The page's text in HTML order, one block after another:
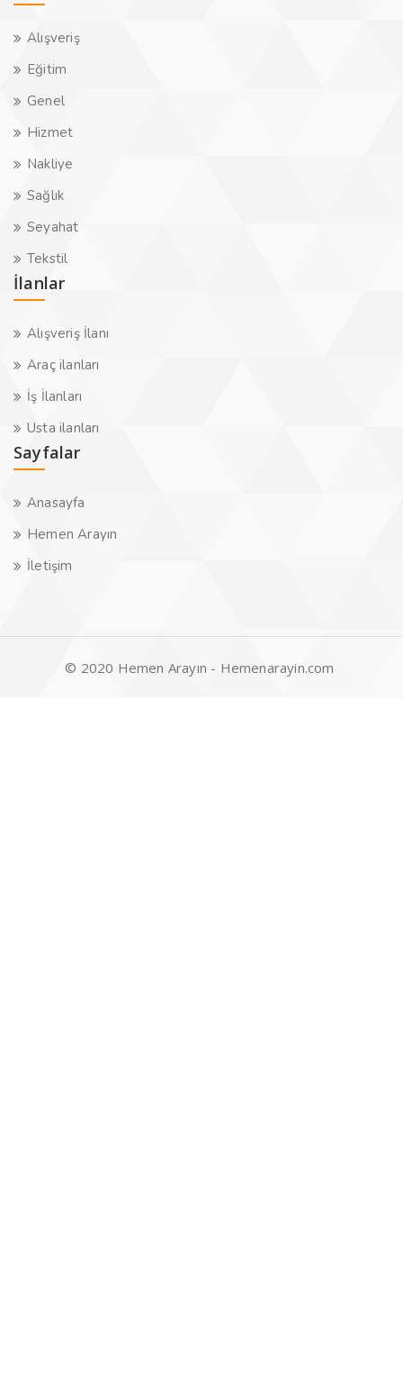
Alışveriş
Eğitim
Genel
Hizmet
Nakliye
Sağlık
Seyahat
Tekstil
İlanlar
Alışveriş İlanı
Araç ilanları
İş İlanları
Usta ilanları
Sayfalar
Anasayfa
Hemen Arayın
İletişim
© 2020 Hemen Arayın - Hemenarayin.com